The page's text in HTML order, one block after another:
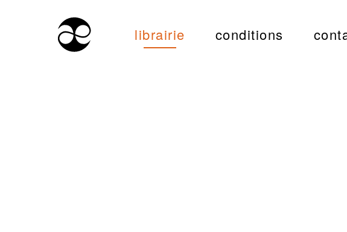
librairie conditions